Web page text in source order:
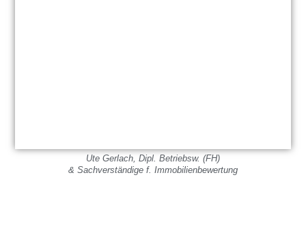
Ute Gerlach, Dipl. Betriebsw. (FH)
& Sachverständige f. Immobilienbewertung